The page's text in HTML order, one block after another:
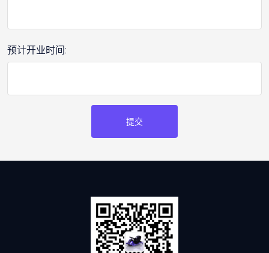
预计开业时间:
提交